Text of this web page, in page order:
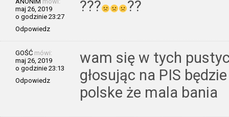
maj 26, 2019
o godzinie 23:27
Odpowiedz
??? ??
GOŚĆ mówi:
maj 26, 2019
o godzinie 23:13
Odpowiedz
wam się w tych
głosując na PIS
polske że mala bania